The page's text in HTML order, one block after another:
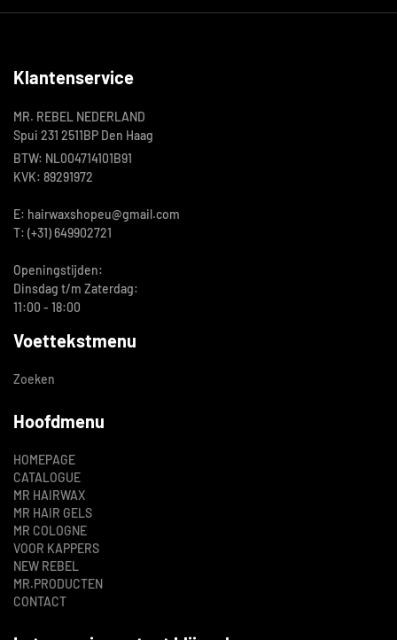
Klantenservice
MR. REBEL NEDERLAND
Spui 231 2511BP Den Haag
BTW: NL004714101B91
KVK: 89291972
E: hairwaxshopeu@gmail.com
T: (+31) 649902721
Openingstijden:
Dinsdag t/m Zaterdag:
11:00 - 18:00
Voettekstmenu
Zoeken
Hoofdmenu
HOMEPAGE
CATALOGUE
MR HAIRWAX
MR HAIR GELS
MR COLOGNE
VOOR KAPPERS
NEW REBEL
MR.PRODUCTEN
CONTACT